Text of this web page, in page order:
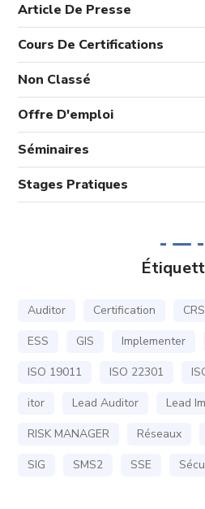
Article De Presse
Cours De Certifications
Non Classé
Offre D'emploi
Séminaires
Stages Pratiques
Auditor Certification CRS
ESS
GIS Implementer
ISO 19011
ISO 22301
itor
Lead Auditor Lead
RISK MANAGER
Réseaux
SIG
SMS2 SSE